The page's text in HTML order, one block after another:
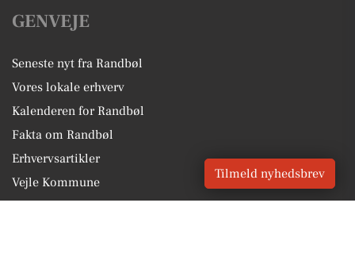
GENVEJE
Seneste nyt fra Randbøl
Vores lokale erhverv
Kalenderen for Randbøl
Fakta om Randbøl
Erhvervsartikler
Vejle Kommune
Tilmeld nyhedsbrev